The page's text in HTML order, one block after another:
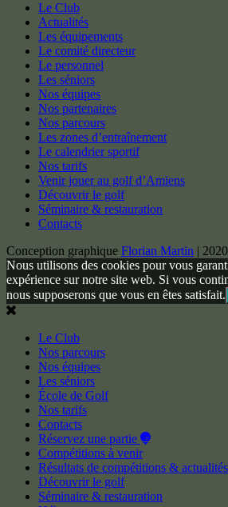
Le Club
Actualités
Les équipements
Le comité directeur
Le personnel
Les séniors
Nos équipes
Nos partenaires
Nos parcours
Les zones d’entraînement
Le calendrier sportif
Nos tarifs
Venir jouer au golf d’Amiens
Découvrir le golf
Séminaire & restauration
Contacts
Conception graphique Florian Martin | 2020
Nous utilisons des cookies pour vous
expérience sur notre site web. Si vous
nous supposerons que vous en êtes satisfait.
Le Club
Nos parcours
Nos équipes
Les séniors
École de Golf
Nos tarifs
Contacts
Réservez une partie
Compétitions à venir
Résultats de compétitions & actualités
Découvrir le golf
Séminaire & restauration